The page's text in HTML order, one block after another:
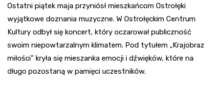
Ostatni piątek maja przyniósł mieszkańcom Ostrołęki
wyjątkowe doznania muzyczne. W Ostrołęckim Centrum
Kultury odbył się koncert, który oczarował publiczność
swoim niepowtarzalnym klimatem. Pod tytułem „Krajobraz
miłości” kryła się mieszanka emocji i dźwięków, które na
długo pozostaną w pamięci uczestników.